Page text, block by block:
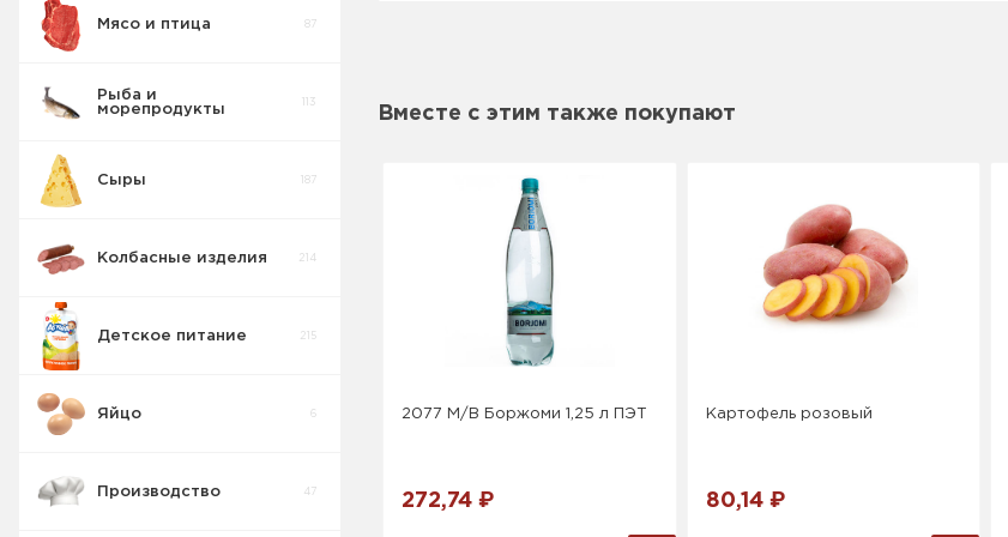
Мясо и птица 87
Рыба и
морепродукты
113
Сыры 187
Колбасные изделия 214
Детское питание 215
Яйцо 6
Производство 47
Вместе с этим также покупают
2077 М/В Боржоми 1,25 л ПЭТ
272,74 ₽
Картофель розовый
80,14 ₽